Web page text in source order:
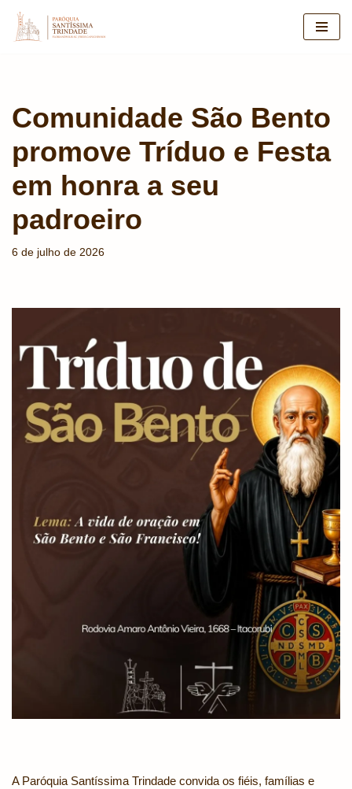
Pular
Comunidade São Bento
promove Tríduo e Festa
em honra a seu
padroeiro
6 de julho de 2026
A Paróquia Santíssima Trindade convida os fiéis, famílias e